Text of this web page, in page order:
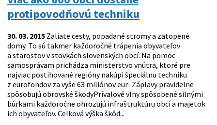
protipovodňovú techniku
30. 03. 2015 Zaliate cesty, popadané stromy a zatopené
domy. To sú takmer každoročné trápenia obyvateľov
a starostov v stovkách slovenských obcí. Na pomoc
samosprávam prichádza ministerstvo vnútra, ktoré pre
najviac postihované regióny nakúpi špeciálnu techniku
z eurofondov za vyše 63 miliónov eur. Záplavy pravidelne
spôsobujú obrovské škodyPrívalové vlny spôsobené silnými
búrkami každoročne ohrozujú infraštruktúru obcí a majetok
ich obyvateľov. Celková výška škôd...